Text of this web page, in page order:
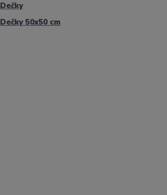
Dečky
Dečky 50x50 cm